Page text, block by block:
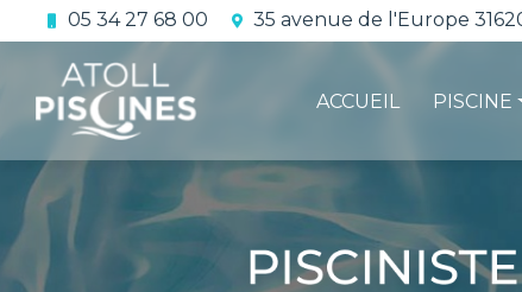
au
contenu
principal
05 34 27 68 00 35 avenue de l'Europe
ACCUEIL PISCINE
La